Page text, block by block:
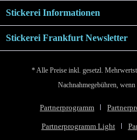
Stickerei Informationen
Stickerei Frankfurt Newsletter
* Alle Preise inkl. gesetzl.
Nachnahmegebühren,
Partnerprogramm
Partnerprogramm Light